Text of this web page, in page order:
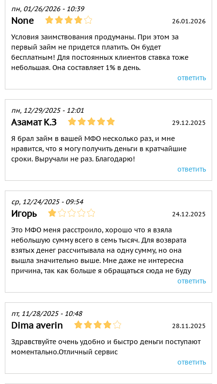
пн, 01/26/2026 - 10:39
None 26.01.2026
Условия заимствования продуманы. При этом за
первый займ не придется платить. Он будет
бесплатным! Для постоянных клиентов ставка тоже
небольшая. Она составляет 1% в день.
ответить
пн, 12/29/2025 - 12:01
Азамат К.З 29.12.2025
Я брал займ в вашей МФО несколько раз, и мне
нравится, что я могу получить деньги в кратчайшие
сроки. Выручали не раз. Благодарю!
ответить
ср, 12/24/2025 - 09:54
Игорь 24.12.2025
Это МФО меня расстроило, хорошо что я взяла
небольшую сумму всего в семь тысяч. Для возврата
взятых денег рассчитывала на одну сумму, но она
вышла значительно выше. Мне даже не интересна
причина, так как больше я обращаться сюда не буду
ответить
пт, 11/28/2025 - 10:48
Dima averin 28.11.2025
Здравствуйте очень удобно и быстро деньги поступают
моментально.Отличный сервис
ответить